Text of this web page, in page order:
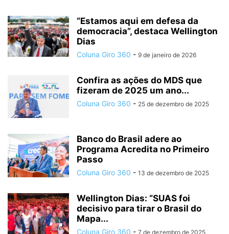
“Estamos aqui em defesa da
democracia”, destaca Wellington
Dias
Coluna Giro 360 - 9 de janeiro de 2026
Confira as ações do MDS que
fizeram de 2025 um ano...
Coluna Giro 360 - 25 de dezembro de 2025
Banco do Brasil adere ao
Programa Acredita no Primeiro
Passo
Coluna Giro 360 - 13 de dezembro de 2025
Wellington Dias: “SUAS foi
decisivo para tirar o Brasil do
Mapa...
Coluna Giro 360 - 7 de dezembro de 2025